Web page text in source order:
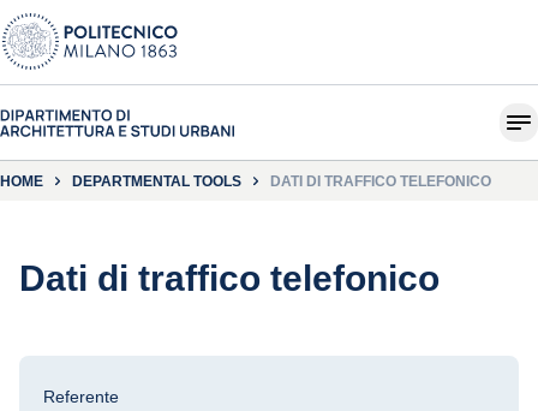
HOME DEPARTMENTAL TOOLS DATI DI TRAFFICO TELEFONICO
Dati di traffico telefonico
Referente